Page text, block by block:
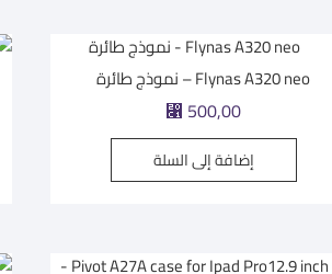
Flynas A320 neo – نموذج طائرة
⃁ 500,00
إضافة إلى السلة